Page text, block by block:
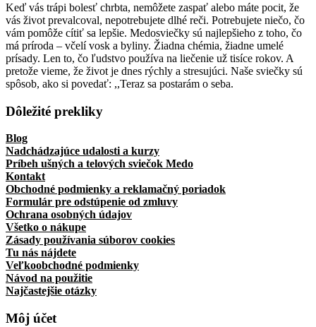
Keď vás trápi bolesť chrbta, nemôžete zaspať alebo máte pocit, že
vás život prevalcoval, nepotrebujete dlhé reči. Potrebujete niečo, čo
vám pomôže cítiť sa lepšie. Medosviečky sú najlepšieho z toho, čo
má príroda – včelí vosk a byliny. Žiadna chémia, žiadne umelé
prísady. Len to, čo ľudstvo používa na liečenie už tisíce rokov. A
pretože vieme, že život je dnes rýchly a stresujúci. Naše sviečky sú
spôsob, ako si povedať: ,,Teraz sa postarám o seba.
Dôležité prekliky
Blog
Nadchádzajúce udalosti a kurzy
Príbeh ušných a telových sviečok Medo
Kontakt
Obchodné podmienky a reklamačný poriadok
Formulár pre odstúpenie od zmluvy
Ochrana osobných údajov
Všetko o nákupe
Zásady používania súborov cookies
Tu nás nájdete
Veľkoobchodné podmienky
Návod na použitie
Najčastejšie otázky
Môj účet